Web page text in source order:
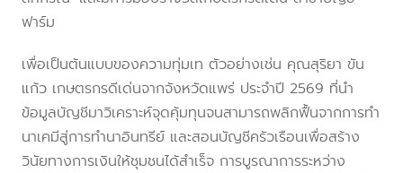
ฟาร์ม
เพื่อเป็นต้นแบบของความทุ่มเท ตัวอย่างเช่น คุณสุริยา ขัน
แก้ว เกษตรกรดีเด่นจากจังหวัดแพร่ ประจำปี 2569 ที่นำ
ข้อมูลบัญชีมาวิเคราะห์จุดคุ้มทุนจนสามารถพลิกฟื้นจากการทำ
นาเคมีสู่การทำนาอินทรีย์ และสอนบัญชีครัวเรือนเพื่อสร้าง
วินัยทางการเงินให้ชุมชนได้สำเร็จ การบูรณาการระหว่าง